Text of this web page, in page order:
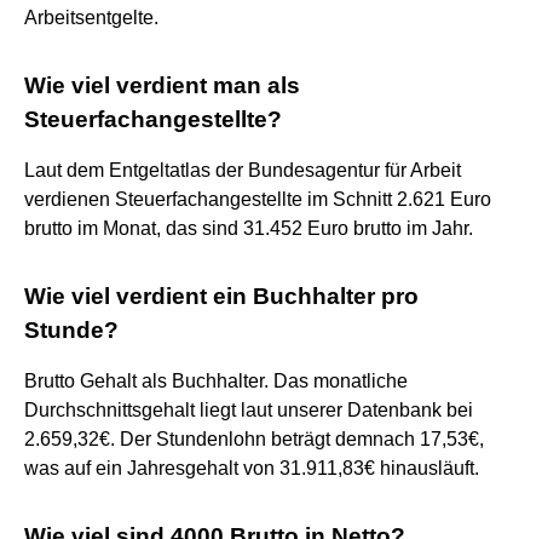
Arbeitsentgelte.
Wie viel verdient man als
Steuerfachangestellte?
Laut dem Entgeltatlas der Bundesagentur für Arbeit
verdienen Steuerfachangestellte im Schnitt 2.621 Euro
brutto im Monat, das sind 31.452 Euro brutto im Jahr.
Wie viel verdient ein Buchhalter pro
Stunde?
Brutto Gehalt als Buchhalter. Das monatliche
Durchschnittsgehalt liegt laut unserer Datenbank bei
2.659,32€. Der Stundenlohn beträgt demnach 17,53€,
was auf ein Jahresgehalt von 31.911,83€ hinausläuft.